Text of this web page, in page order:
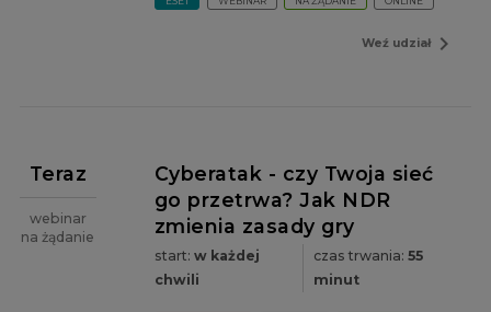
Weź udziałnavigate_next
Teraz
webinar
na żądanie
Cyberatak - czy Twoja sieć
go przetrwa? Jak NDR
zmienia zasady gry
start: w każdej
chwili
czas trwania:55
minut